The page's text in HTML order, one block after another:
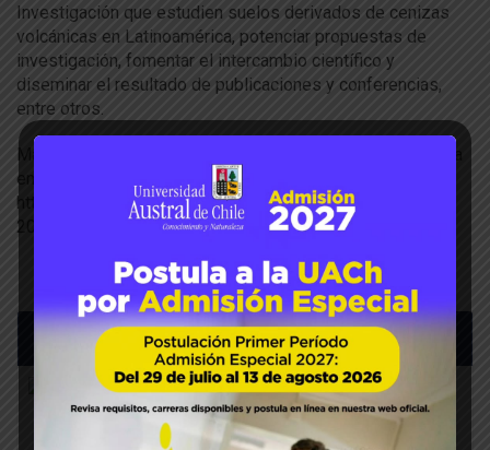
Investigación que estudien suelos derivados de cenizas
volcánicas en Latinoamérica, potenciar propuestas de
investigación, fomentar el intercambio científico y
diseminar el resultado de publicaciones y conferencias,
entre otros.
enero de 2021 en
https://www.redsuelosvolcanicos.com/seminario-virtual-
2020/
Últimas noticias
Mesa Frutícola de Los Ríos avanz
Ago 03, 2026